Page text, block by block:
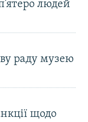
людей
раду музею
щодо